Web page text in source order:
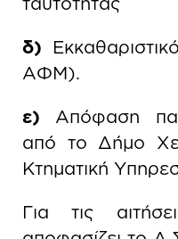
δ)
ΑΦΜ).
ε) Απόφαση
από το Δήμο
Κτηματική
Για τις